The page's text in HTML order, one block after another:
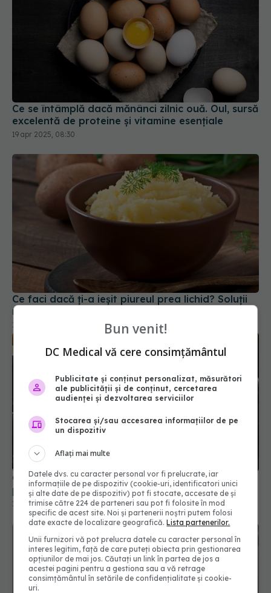
Ce se întâmplă dacă mănânci zilnic ouă. Oul, sursă
excelentă de proteine și vitamine esențiale
Ce faci dacă ți-a ieșit piureul prea lichid? Soluții
rapide să-l salvezi
19 ian 2026, 21:49
pentru digestie după post
17 apr 2025, 22:05
Bun venit!
DC Medical vă cere consimțământul
Publicitate și conținut personalizat, măsurători
ale publicității și de conținut, cercetarea
audienței și dezvoltarea serviciilor
Stocarea și/sau accesarea informațiilor de pe
un dispozitiv
Aflați mai multe
Datele dvs. cu caracter personal vor fi prelucrate, iar
informațiile de pe dispozitiv (cookie-uri, identificatori unici
și alte date de pe dispozitiv) pot fi stocate, accesate de și
trimise către 224 de parteneri sau pot fi folosite în mod
specific de acest site. Noi și partenerii noștri putem folosi
date exacte de localizare geografică.Lista partenerilor.
Unii furnizori vă pot prelucra datele cu caracter personal în
interes legitim, față de care puteți obiecta prin gestionarea
opțiunilor de mai jos. Căutați un link în partea de jos a
acestei pagini pentru a gestiona sau a vă retrage
consimțământul în setările de confidențialitate și cookie-
uri.